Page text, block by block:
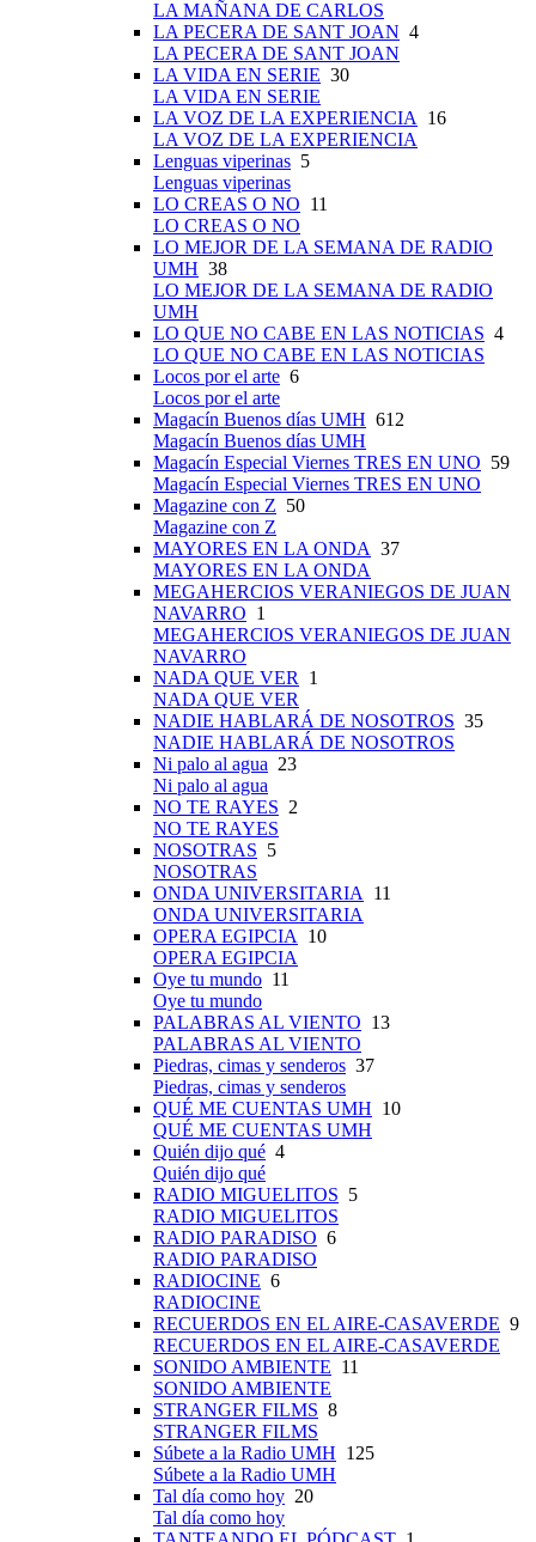
LA MAÑANA DE CARLOS
LA PECERA DE SANT JOAN 4
LA PECERA DE SANT JOAN
LA VIDA EN SERIE 30
LA VIDA EN SERIE
LA VOZ DE LA EXPERIENCIA
16
LA VOZ DE LA EXPERIENCIA
Lenguas viperinas 5
Lenguas viperinas
LO CREAS O NO 11
LO CREAS O NO
LO MEJOR DE LA SEMANA DE RADIO
UMH 38
LO MEJOR DE LA SEMANA DE RADIO
UMH
LO QUE NO CABE EN LAS NOTICIAS 4
LO QUE NO CABE EN LAS NOTICIAS
Locos por el arte 6
Locos por el arte
Magacín Buenos días UMH 612
Magacín Buenos días UMH
Magacín Especial Viernes TRES EN UNO 59
Magacín Especial Viernes TRES EN UNO
Magazine con Z 50
Magazine con Z
MAYORES EN LA ONDA 37
MAYORES EN LA ONDA
MEGAHERCIOS VERANIEGOS DE JUAN
NAVARRO 1
MEGAHERCIOS VERANIEGOS DE JUAN
NAVARRO
NADA QUE VER
1
NADA QUE VER
NADIE HABLARÁ DE NOSOTROS 35
NADIE HABLARÁ DE NOSOTROS
Ni palo al agua 23
Ni palo al agua
NO TE RAYES 2
NO TE RAYES
NOSOTRAS 5
NOSOTRAS
ONDA UNIVERSITARIA
11
ONDA UNIVERSITARIA
OPERA EGIPCIA
10
OPERA EGIPCIA
Oye tu mundo 11
Oye tu mundo
PALABRAS AL VIENTO 13
PALABRAS AL VIENTO
Piedras, cimas y senderos 37
Piedras, cimas y senderos
QUÉ ME CUENTAS UMH 10
QUÉ ME CUENTAS UMH
Quién dijo qué 4
Quién dijo qué
RADIO MIGUELITOS 5
RADIO MIGUELITOS
RADIO PARADISO 6
RADIO PARADISO
RADIOCINE 6
RADIOCINE
RECUERDOS EN EL AIRE-CASAVERDE 9
RECUERDOS EN EL AIRE-CASAVERDE
SONIDO AMBIENTE 11
SONIDO AMBIENTE
STRANGER FILMS 8
STRANGER FILMS
Súbete a la Radio UMH 125
Súbete a la Radio UMH
Tal día como hoy 20
Tal día como hoy